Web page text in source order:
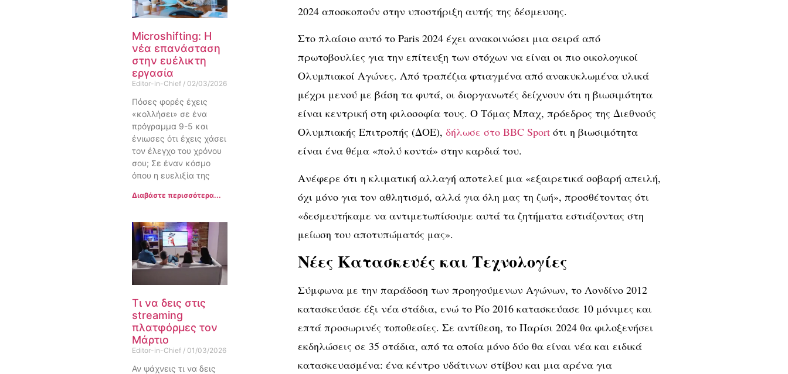
Microshifting: Η
νέα επανάσταση
στην ευέλικτη
εργασία
Editor-in-Chief 02/03/2026
Πόσες φορές έχεις
«κολλήσει» σε ένα
πρόγραμμα 9-5 και
ένιωσες ότι έχεις χάσει
τον έλεγχο του χρόνου
σου; Σε έναν κόσμο
όπου η ευελιξία της
Διαβάστε περισσότερα...
Τι να δεις στις
streaming
πλατφόρμες τον
Μάρτιο
Editor-in-Chief 01/03/2026
Αν ψάχνεις τι να δεις
2024 αποσκοπούν στην υποστήριξη αυτής της δέσμευσης.
Στο πλαίσιο αυτό το Paris 2024 έχει ανακοινώσει μια σειρά από
πρωτοβουλίες για την επίτευξη των στόχων να είναι οι πιο οικολογικοί
Ολυμπιακοί Αγώνες. Από τραπέζια φτιαγμένα από ανακυκλωμένα υλικά
μέχρι μενού με βάση τα φυτά, οι διοργανωτές δείχνουν ότι η βιωσιμότητα
είναι κεντρική στη φιλοσοφία τους. Ο Τόμας Μπαχ, πρόεδρος της Διεθνούς
Ολυμπιακής Επιτροπής (ΔΟΕ), δήλωσε στο BBC Sportότι η βιωσιμότητα
είναι ένα θέμα «πολύ κοντά» στην καρδιά του.
Ανέφερε ότι η κλιματική αλλαγή αποτελεί μια «εξαιρετικά σοβαρή απειλή,
όχι μόνο για τον αθλητισμό, αλλά για όλη μας τη ζωή», προσθέτοντας ότι
«δεσμευτήκαμε να αντιμετωπίσουμε αυτά τα ζητήματα εστιάζοντας στη
μείωση του αποτυπώματός μας».
Νέες Κατασκευές και Τεχνολογίες
Σύμφωνα με την παράδοση των προηγούμενων Αγώνων, το Λονδίνο 2012
κατασκεύασε έξι νέα στάδια, ενώ το Ρίο 2016 κατασκεύασε 10 μόνιμες και
επτά προσωρινές τοποθεσίες. Σε αντίθεση, το Παρίσι 2024 θα φιλοξενήσει
εκδηλώσεις σε 35 στάδια, από τα οποία μόνο δύο θα είναι νέα και ειδικά
κατασκευασμένα: ένα κέντρο υδάτινων στίβου και μια αρένα για